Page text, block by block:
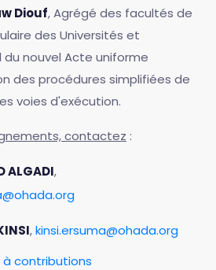
Diouf, Agrégé des facultés de
des Universités et
nouvel Acte uniforme
des procédures simplifiées de
voies d'exécution.
contactez :
ALGADI,
,kinsi.ersuma@ohada.org
à contributions